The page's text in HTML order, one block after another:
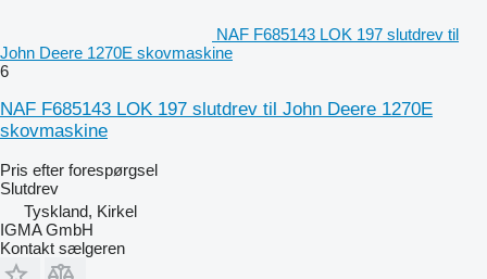
NAF F685143 LOK 197 slutdrev til
John Deere 1270E skovmaskine
6
NAF F685143 LOK 197 slutdrev til John Deere 1270E
skovmaskine
Pris efter forespørgsel
Slutdrev
Tyskland, Kirkel
IGMA GmbH
Kontakt sælgeren